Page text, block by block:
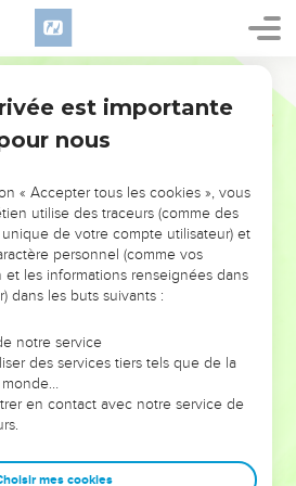
PAS L’ÉVÉNEMENT
L’ANNÉE !
POUVAIENT VOUS ÉVITER LES
VOTRES ?
on voit moins les doutes, les erreurs
ont traversés, alors même que ce
qui les ont façonnés.
entrepreneurs, et responsables
de sagesse afin que leurs erreurs
est importante
nous
« Accepter tous les cookies », vous
utilise des traceurs (comme des
de votre compte utilisateur) et
personnel (comme vos
les informations renseignées dans
dans les buts suivants :
notre service
des services tiers tels que de la
monde…
en contact avec notre service de
mes cookies